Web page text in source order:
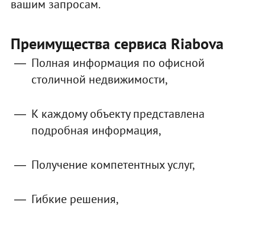
вашим запросам.
Преимущества сервиса Riabova
Полная информация по офисной
столичной недвижимости,
К каждому объекту представлена
подробная информация,
Получение компетентных услуг,
Гибкие решения,